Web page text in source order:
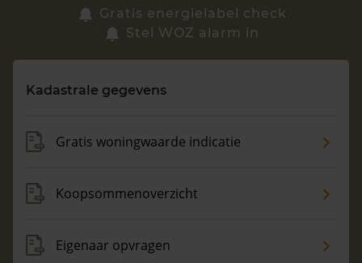
Zoek een woning
Maandag t/m vrijdag - 08:00 -18:00
Gratis energielabel check
Stel WOZ alarm in
Kadastrale gegevens
Gratis woningwaarde indicatie
Koopsommenoverzicht
Eigenaar opvragen